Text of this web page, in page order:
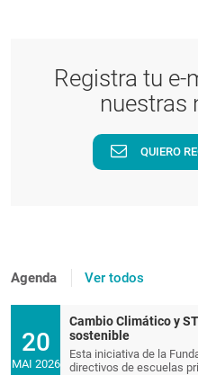
Registra tu e-
nuestras
QUIERO
Agenda Ver todos
20
MAI 2026
Cambio Climático y
sostenible
Esta iniciativa de la
directivos de escuelas